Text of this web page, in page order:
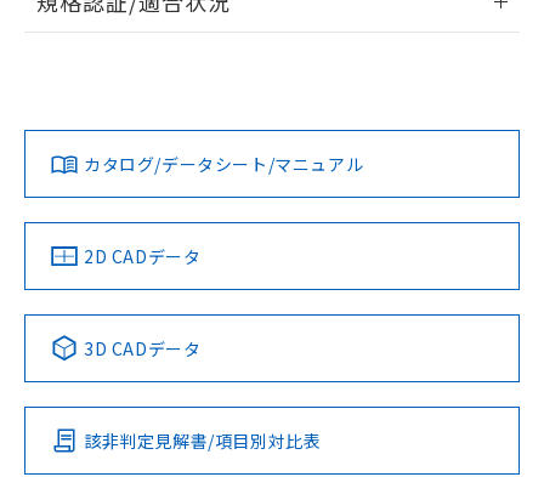
EU RoHS 注意事項・凡例
対応済み
中国 RoHS 注意事項・凡例
Pb Hg Cd Cr(VI)
O
LR型式承認
（イギリス
船舶規格）
DNV型式承認
（ノルウェー
BV型式承認
（フランス
KR型式
（韓国
No No No No
この製品の規格認証/適合状況ページへ
その他の認証はこちらのページからご検索ください
カタログ/データシート/マニュアル
2D CADデータ
3D CADデータ
該非判定見解書/項目別対比表
をご了承ください。
※当社の共同利用者とは、"個人情報
EU RoHS指令（10物質）の非含有証明書
ものではありません。
また、RoHS指令のフタル酸エステル類４
物質の対応では、対応完了までの期間は出
既に当社にて対応品への在庫切替を完了
していることから、特段のことがない限
り、2022年1月12日より割愛しておりま